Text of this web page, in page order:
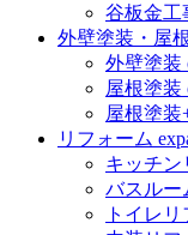
谷板金工
外壁塗装・屋
外壁塗装
屋根塗装
屋根塗
リフォーム
キッチン
バスルー
トイレ